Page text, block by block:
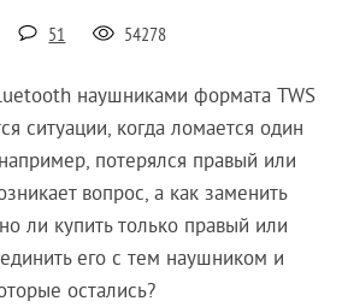
51 54278
наушниками формата TWS
ситуации, когда ломается один
потерялся правый или
вопрос, а как заменить
ли купить только правый или
его с тем наушником и
остались?